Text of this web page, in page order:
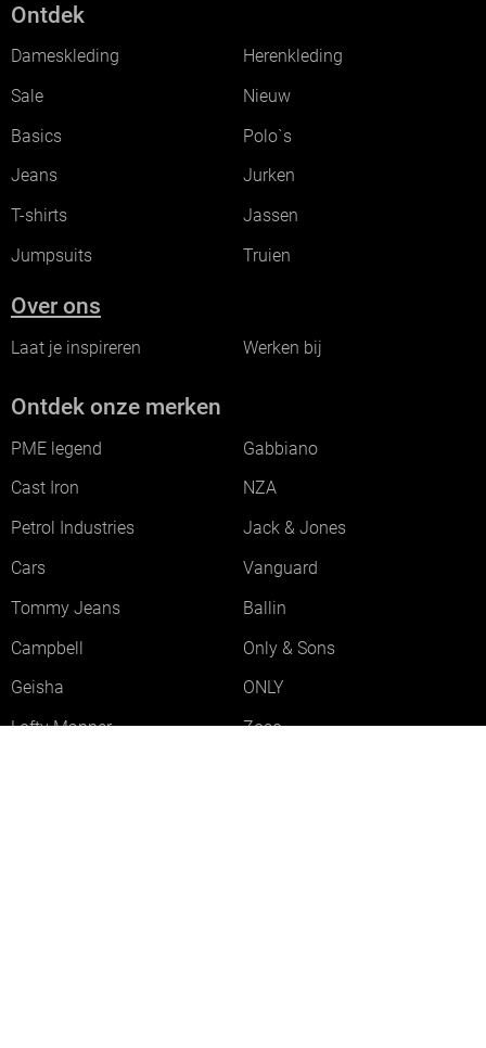
Ontdek
Dameskleding
Herenkleding
Sale
Nieuw
Basics
Polo`s
Jeans
Jurken
T-shirts
Jassen
Jumpsuits
Truien
Over ons
Laat je inspireren Werken bij
Ontdek onze merken
PME legend
Gabbiano
Cast Iron
NZA
Petrol Industries
Jack & Jones
Cars
Vanguard
Tommy Jeans
Ballin
Campbell
Only & Sons
Geisha
ONLY
Lofty Manner
Zoso